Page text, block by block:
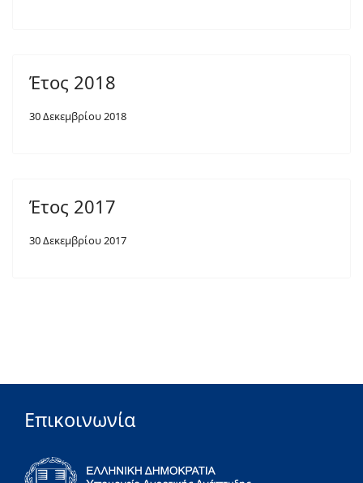
Έτος 2018
30 Δεκεμβρίου 2018
Έτος 2017
30 Δεκεμβρίου 2017
Επικοινωνία